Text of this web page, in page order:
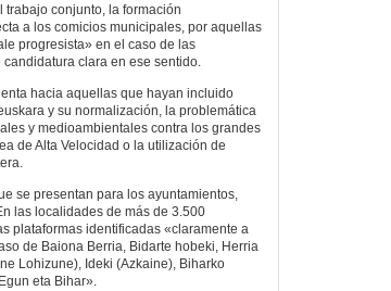
trabajo conjunto, la formación
a los comicios municipales, por aquellas
progresista» en el caso de las
clara en ese sentido.
hacia aquellas que hayan incluido
y su normalización, la problemática
y medioambientales contra los grandes
de Alta Velocidad o la utilización de
se presentan para los ayuntamientos,
las localidades de más de 3.500
plataformas identificadas «claramente a
de Baiona Berria, Bidarte hobeki, Herria
Lohizune), Ideki (Azkaine), Biharko
eta Bihar».